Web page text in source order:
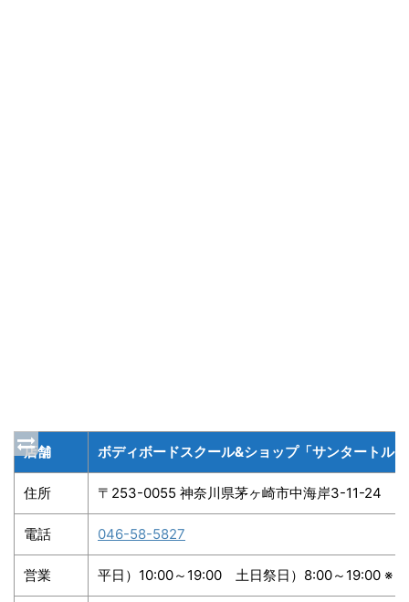
店舗 ボディボードスクール&ショップ「サンタートル」
住所 〒253-0055 神奈川県茅ヶ崎市中海岸3-11-24
電話 046-58-5827
営業 平日）10:00～19:00 土日祭日）8:00～19:00 ※